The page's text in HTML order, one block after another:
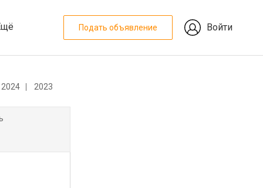
Подать объявление Войти
2024 2023